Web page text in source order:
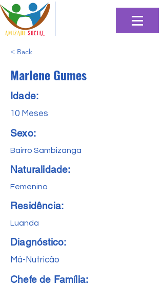
< Back
Marlene Gumes
Idade:
10 Meses
Sexo:
Bairro Sambizanga
Naturalidade:
Femenino
Residência:
Luanda
Diagnóstico:
Má-Nutricão
Chefe de Família: